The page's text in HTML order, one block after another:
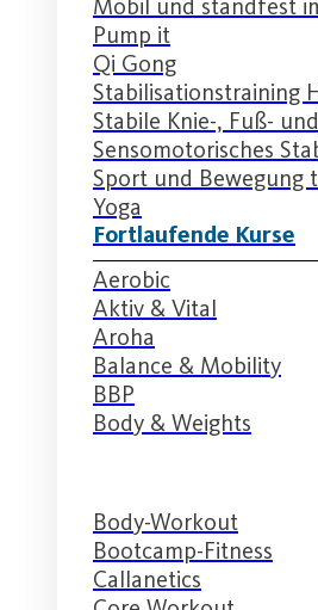
Pump it
Qi Gong
Stabilisationstraining
Stabile Knie-, Fuß-
Sensomotorisches
Sport und Bewegung
Yoga
Fortlaufende Kurse
Aerobic
Aktiv & Vital
Aroha
Balance & Mobility
BBP
Body & Weights
Body-Workout
Bootcamp-Fitness
Callanetics